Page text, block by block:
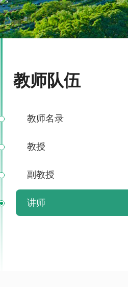
教师队伍
教师名录
教授
副教授
讲师